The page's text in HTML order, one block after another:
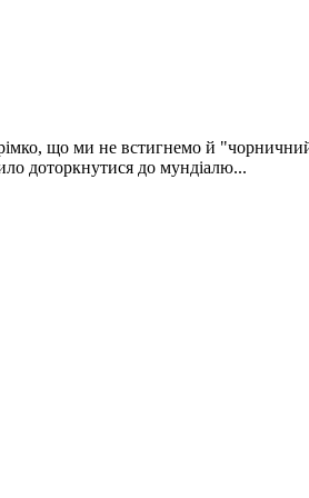
що ми не встигнемо й
доторкнутися до мундіалю...